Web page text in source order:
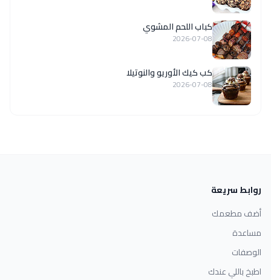
كباب اللحم المشوي
2026-07-08
كب كيك الأوريو والنوتيلا
2026-07-08
روابط سريعة
أضف مطعمك
مساعدة
الوصفات
اطبخ باللي عندك